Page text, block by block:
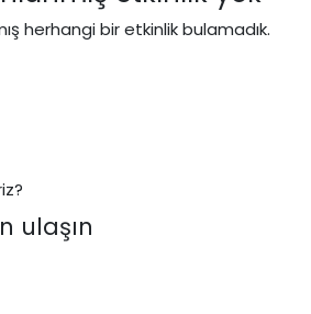
herhangi bir etkinlik bulamadık.
ulaşın